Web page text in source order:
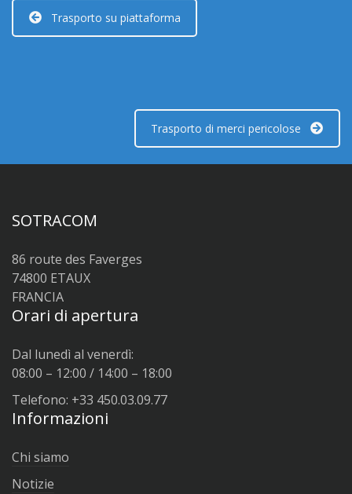
Trasporto su piattaforma
Trasporto di merci pericolose
SOTRACOM
86 route des Faverges
74800 ETAUX
FRANCIA
Orari di apertura
Dal lunedì al venerdì:
08:00 – 12:00 / 14:00 – 18:00
Telefono: +33 450.03.09.77
Informazioni
Chi siamo
Notizie